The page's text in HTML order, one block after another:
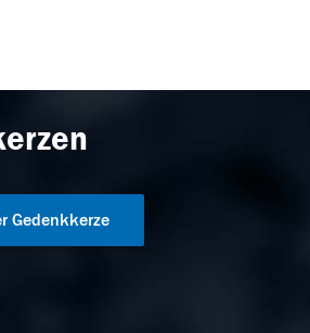
Gedenkkerze